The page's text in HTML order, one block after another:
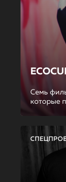
Семь
которые